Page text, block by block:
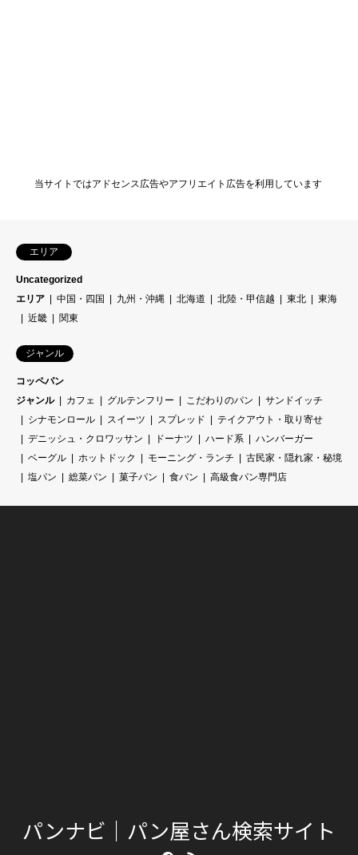
当サイトではアドセンス広告やアフリエイト広告を利用しています
エリア
Uncategorized
エリア
中国・四国 九州・沖縄 北海道 北陸・甲信越 東北
東海
近畿
関東
ジャンル
コッペパン
ジャンル
カフェ グルテンフリー こだわりのパン
サンドイッチ
シナモンロール
スイーツ スプレッド
テイクアウト・取り寄せ
デニッシュ・クロワッサン
ドーナツ ハード系
ハンバーガー
ベーグル
ホットドック モーニング・ランチ
古民家・隠れ家・秘境
塩パン
総菜パン 菓子パン 食パン 高級食パン専門店
パンナビ｜パン屋さん検索サイト